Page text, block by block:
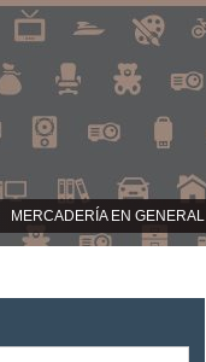
MERCADERÍA EN GENERAL